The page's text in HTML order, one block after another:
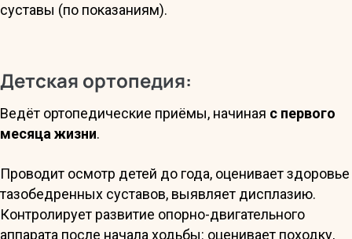
суставы (по показаниям).
Детская ортопедия:
Ведёт ортопедические приёмы, начиная с первого
месяца жизни.
Проводит осмотр детей до года, оценивает здоровье
тазобедренных суставов, выявляет дисплазию.
Контролирует развитие опорно-двигательного
аппарата после начала ходьбы: оценивает походку,